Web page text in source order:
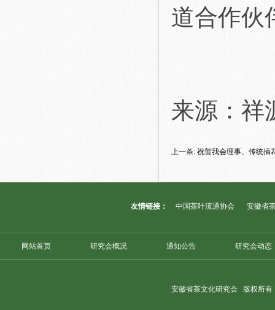
道合作伙
来源：祥
上一条: 祝贺我会理事、传统插
友情链接： 中国茶叶流通协会 安徽省
网站首页 研究会概况 通知公告 研究会动态
安徽省茶文化研究会 版权所